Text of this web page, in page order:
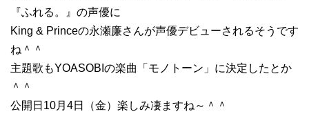
『ふれる。』の声優に
King & Princeの永瀬廉さんが声優デビューされるそうです
ね＾＾
主題歌もYOASOBIの楽曲「モノトーン」に決定したとか
＾＾
公開日10月4日（金）楽しみ凄ますね～＾＾